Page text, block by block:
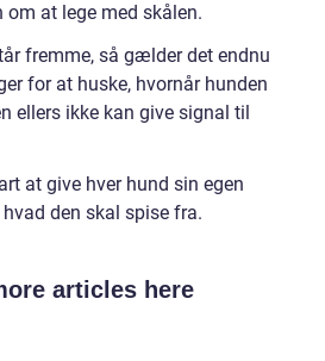
at lege med skålen.
fremme, så gælder det endnu
for at huske, hvornår hunden
ellers ikke kan give signal til
at give hver hund sin egen
den skal spise fra.
articles here